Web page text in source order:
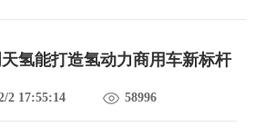
氢能打造氢动力商用车新标杆
2 17:55:14 58996